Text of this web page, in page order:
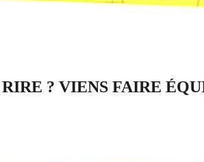
? VIENS FAIRE